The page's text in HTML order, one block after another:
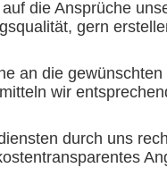
die Ansprüche
gern
an die
wir
durch uns